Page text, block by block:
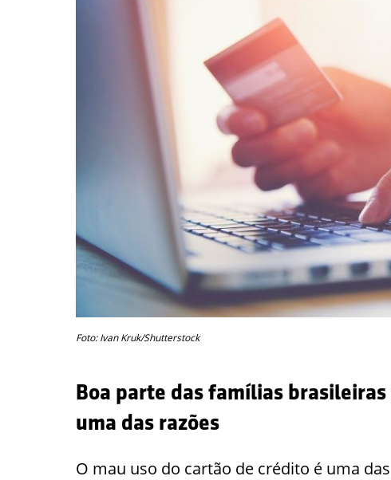
Foto: Ivan Kruk/Shutterstock
Boa parte das famílias
uma das razões
O mau uso do cartão de crédito é uma